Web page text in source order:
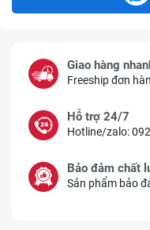
Giao hàng
Freeship đơn
Hỗ trợ 24/7
Hotline/zalo:
Bảo đảm chất
Sản phẩm bảo